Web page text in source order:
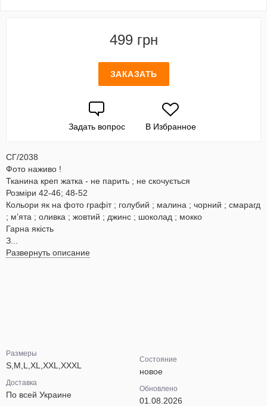
499 грн
ЗАКАЗАТЬ
Задать вопрос В Избранное
СГ/2038
Фото наживо !
Тканина креп жатка - не парить ; не скочується
Розміри 42-46; 48-52
Кольори як на фото графіт ; голубий ; малина ; чорний ; смарагд
; мʼята ; оливка ; жовтий ; джинс ; шоколад ; мокко
Гарна якість
З...
Развернуть описание
Размеры
S,M,L,XL,XXL,XXXL
Доставка
По всей Украине
Состояние
новое
Обновлено
01.08.2026